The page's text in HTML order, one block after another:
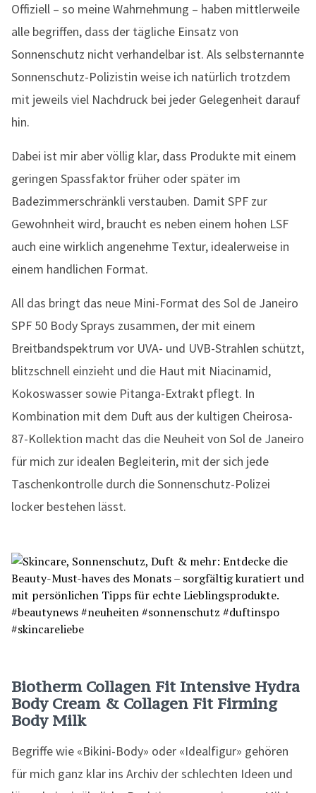
Offiziell – so meine Wahrnehmung – haben mittlerweile
alle begriffen, dass der tägliche Einsatz von
Sonnenschutz nicht verhandelbar ist. Als selbsternannte
Sonnenschutz-Polizistin weise ich natürlich trotzdem
mit jeweils viel Nachdruck bei jeder Gelegenheit darauf
hin.
Dabei ist mir aber völlig klar, dass Produkte mit einem
geringen Spassfaktor früher oder später im
Badezimmerschränkli verstauben. Damit SPF zur
Gewohnheit wird, braucht es neben einem hohen LSF
auch eine wirklich angenehme Textur, idealerweise in
einem handlichen Format.
All das bringt das neue Mini-Format des Sol de Janeiro
SPF 50 Body Sprays zusammen, der mit einem
Breitbandspektrum vor UVA- und UVB-Strahlen schützt,
blitzschnell einzieht und die Haut mit Niacinamid,
Kokoswasser sowie Pitanga-Extrakt pflegt. In
Kombination mit dem Duft aus der kultigen Cheirosa-
87-Kollektion macht das die Neuheit von Sol de Janeiro
für mich zur idealen Begleiterin, mit der sich jede
Taschenkontrolle durch die Sonnenschutz-Polizei
locker bestehen lässt.
Biotherm Collagen Fit Intensive Hydra
Body Cream& Collagen Fit Firming
Body Milk
Begriffe wie «Bikini-Body» oder «Idealfigur» gehören
für mich ganz klar ins Archiv der schlechten Ideen und